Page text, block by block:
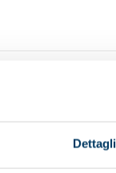
Dettagli